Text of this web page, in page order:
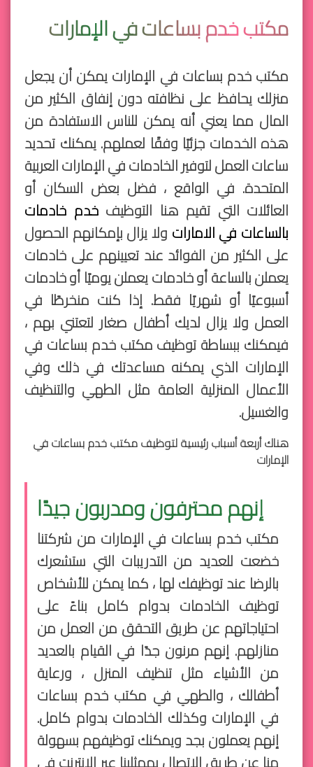
مكتب خدم بساعات في الإمارات
مكتب خدم بساعات في الإمارات يمكن أن يجعل
منزلك يحافظ على نظافته دون إنفاق الكثير من
المال مما يعني أنه يمكن للناس الاستفادة من
هذه الخدمات جزئيًا وفقًا لعملهم. يمكنك تحديد
ساعات العمل لتوفير الخادمات في الإمارات العربية
المتحدة. في الواقع ، فضل بعض السكان أو
العائلات التي تقيم هنا التوظيفخدم خادمات
بالساعات في الامارات ولا يزال بإمكانهم الحصول
على الكثير من الفوائد عند تعيينهم على خادمات
يعملن بالساعة أو خادمات يعملن يوميًا أو خادمات
أسبوعيًا أو شهريًا فقط. إذا كنت منخرطًا في
العمل ولا يزال لديك أطفال صغار لتعتني بهم ،
فيمكنك ببساطة توظيف مكتب خدم بساعات في
الإمارات الذي يمكنه مساعدتك في ذلك وفي
الأعمال المنزلية العامة مثل الطهي والتنظيف
والغسيل.
هناك أربعة أسباب رئيسية لتوظيف مكتب خدم بساعات في
الإمارات
إنهم محترفون ومدربون جيدًا
مكتب خدم بساعات في الإمارات من شركتنا
خضعت للعديد من التدريبات التي ستشعرك
بالرضا عند توظيفك لها ، كما يمكن للأشخاص
توظيف الخادمات بدوام كامل بناءً على
احتياجاتهم عن طريق التحقق من العمل من
منازلهم. إنهم مرنون جدًا في القيام بالعديد
من الأشياء مثل تنظيف المنزل ، ورعاية
أطفالك ، والطهي في مكتب خدم بساعات
في الإمارات وكذلك الخادمات بدوام كامل.
إنهم يعملون بجد ويمكنك توظيفهم بسهولة